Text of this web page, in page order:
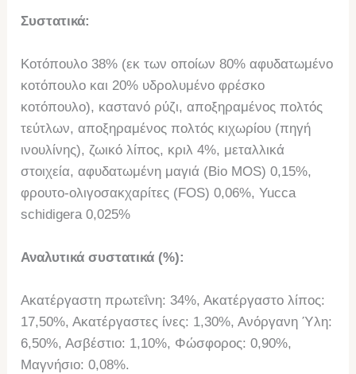
Συστατικά:
Κοτόπουλο 38% (εκ των οποίων 80% αφυδατωμένο
κοτόπουλο και 20% υδρολυμένο φρέσκο
κοτόπουλο), καστανό ρύζι, αποξηραμένος πολτός
τεύτλων, αποξηραμένος πολτός κιχωρίου (πηγή
ινουλίνης), ζωικό λίπος, κριλ 4%, μεταλλικά
στοιχεία, αφυδατωμένη μαγιά (Bio MOS) 0,15%,
φρουτο-ολιγοσακχαρίτες (FOS) 0,06%, Yucca
schidigera 0,025%
Αναλυτικά συστατικά (%):
Ακατέργαστη πρωτεΐνη: 34%, Ακατέργαστο λίπος:
17,50%, Ακατέργαστες ίνες: 1,30%, Ανόργανη Ύλη:
6,50%, Ασβέστιο: 1,10%, Φώσφορος: 0,90%,
Μαγνήσιο: 0,08%.